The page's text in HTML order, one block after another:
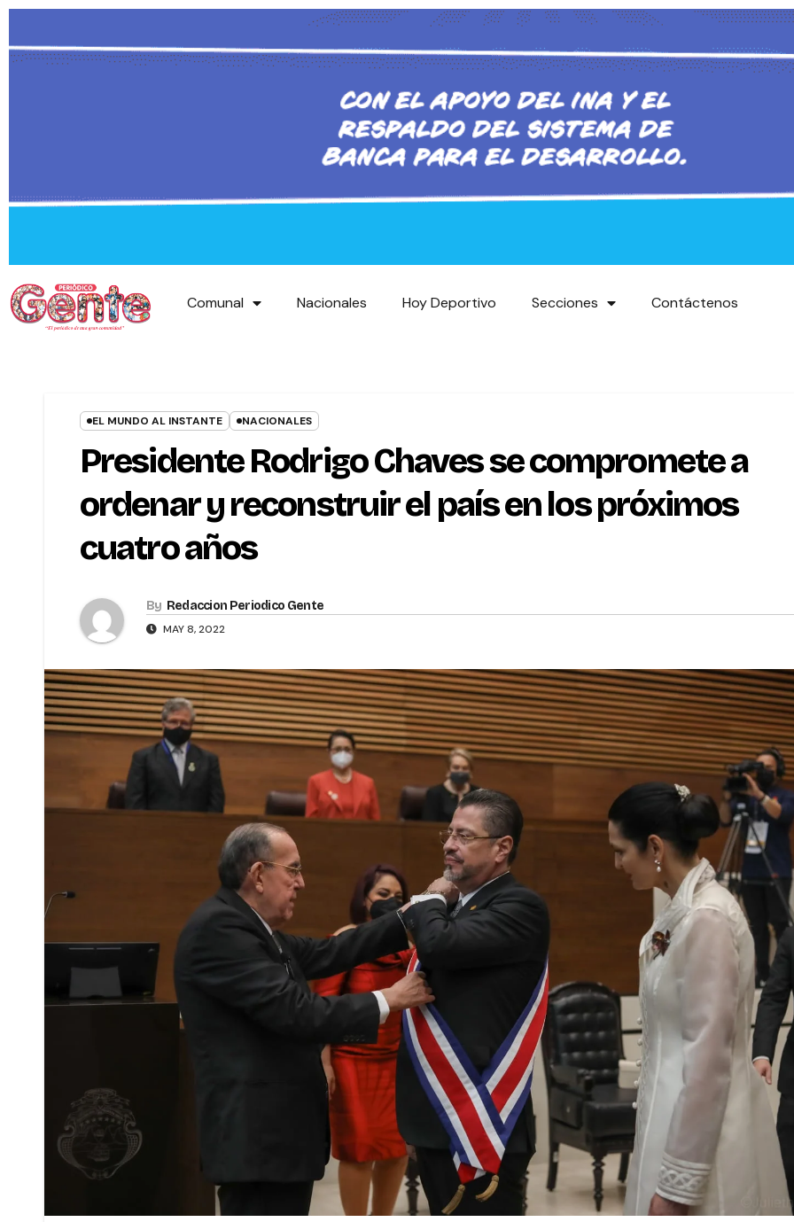
Comunal Nacionales Hoy Deportivo Secciones Contáctenos
EL MUNDO AL INSTANTE NACIONALES
Presidente Rodrigo Chaves se compromete a
ordenar y reconstruir el país en los próximos
cuatro años
By Redaccion Periodico Gente
MAY 8, 2022